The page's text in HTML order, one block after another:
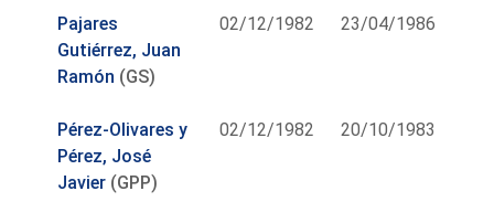
Pajares
Gutiérrez, Juan
Ramón (GS)
02/12/1982 23/04/1986
Pérez-Olivares y
Pérez, José
Javier (GPP)
02/12/1982 20/10/1983